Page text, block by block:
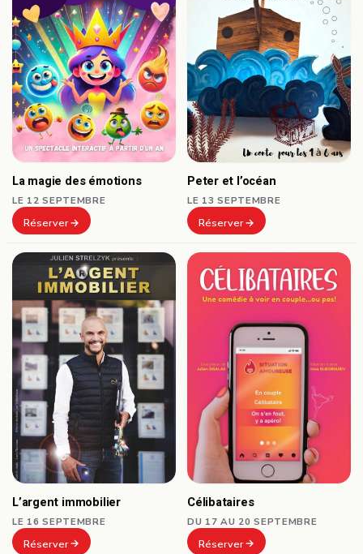
La magie des émotions
LE 12 SEPTEMBRE
Réserver
Peter et l’océan
LE 13 SEPTEMBRE
Réserver
L’argent immobilier
LE 16 SEPTEMBRE
Réserver
Célibataires
DU 17 AU 20 SEPTEMBRE
Réserver